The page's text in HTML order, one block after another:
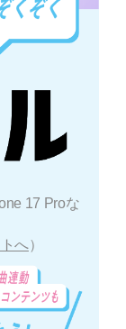
17 Proな
へ）